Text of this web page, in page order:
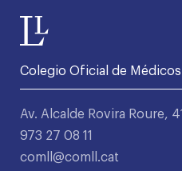
Colegio Oficial de
Av. Alcalde Rovira Roure,
973 27 08 11
comll@comll.cat